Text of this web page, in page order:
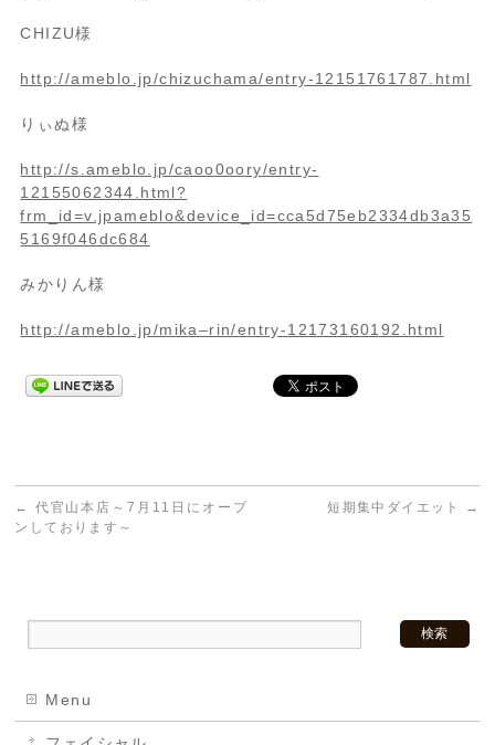
CHIZU様
http://ameblo.jp/chizuchama/entry-12151761787.html
りぃぬ様
http://s.ameblo.jp/caoo0oory/entry-
12155062344.html?
frm_id=v.jpameblo&device_id=cca5d75eb2334db3a35
5169f046dc684
みかりん様
http://ameblo.jp/mika–rin/entry-12173160192.html
←
代官山本店～7月11日にオープ
ンしております～
短期集中ダイエット →
Menu